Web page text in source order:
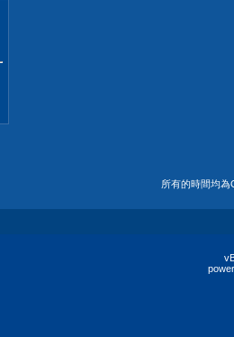
所有的時間均為